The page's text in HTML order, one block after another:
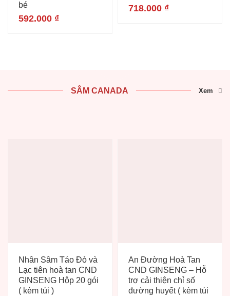
bé
592.000 ₫
718.000 ₫
SÂM CANADA Xem
Nhân Sâm Táo Đỏ và
Lạc tiên hoà tan CND
GINSENG Hộp 20 gói
( kèm túi )
An Đường Hoà Tan
CND GINSENG – Hỗ
trợ cải thiện chỉ số
đường huyết ( kèm túi